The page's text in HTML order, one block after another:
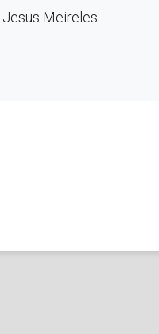
Jesus Meireles